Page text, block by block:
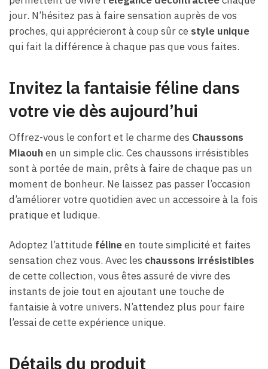
jour. N’hésitez pas à faire sensation auprès de vos
proches, qui apprécieront à coup sûr ce style unique
qui fait la différence à chaque pas que vous faites.
Invitez la fantaisie féline dans
votre vie dès aujourd’hui
Offrez-vous le confort et le charme des Chaussons
Miaouhen un simple clic. Ces chaussons irrésistibles
sont à portée de main, prêts à faire de chaque pas un
moment de bonheur. Ne laissez pas passer l’occasion
d’améliorer votre quotidien avec un accessoire à la fois
pratique et ludique.
Adoptez l’attitude félineen toute simplicité et faites
sensation chez vous. Avec les chaussons irrésistibles
de cette collection, vous êtes assuré de vivre des
instants de joie tout en ajoutant une touche de
fantaisie à votre univers. N’attendez plus pour faire
l’essai de cette expérience unique.
Détails du produit